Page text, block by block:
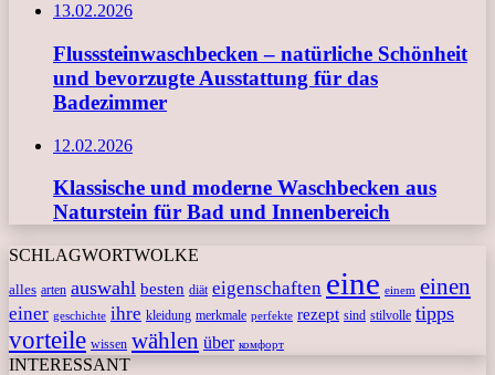
13.02.2026
Flusssteinwaschbecken – natürliche Schönheit
und bevorzugte Ausstattung für das
Badezimmer
12.02.2026
Klassische und moderne Waschbecken aus
Naturstein für Bad und Innenbereich
SCHLAGWORTWOLKE
alles arten auswahl besten diät eigenschaften eine einem einen
einer geschichte ihre kleidung merkmale perfekte rezept sind stilvolle tipps
vorteile wissen wählen über комфорт
INTERESSANT